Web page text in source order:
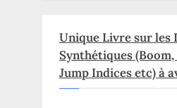
Unique Livre sur les
Synthétiques (Boom,
Jump Indices etc) à